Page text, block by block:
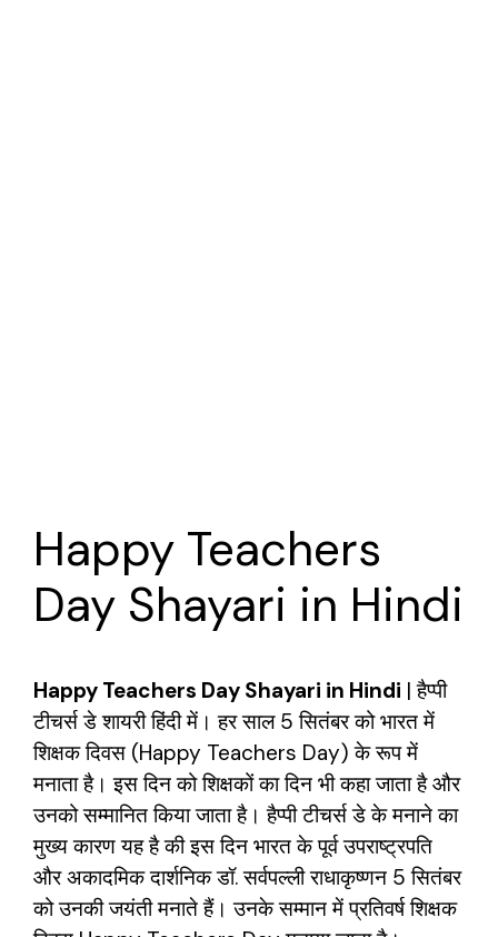
Happy Teachers
Day Shayari in Hindi
Happy Teachers Day Shayari in Hindi |हैप्पी
टीचर्स डे शायरी हिंदी में। हर साल 5 सितंबर को भारत में
शिक्षक दिवस (Happy Teachers Day) के रूप में
मनाता है। इस दिन को शिक्षकों का दिन भी कहा जाता है और
उनको सम्मानित किया जाता है। हैप्पी टीचर्स डे के मनाने का
मुख्य कारण यह है की इस दिन भारत के पूर्व उपराष्ट्रपति
और अकादमिक दार्शनिक डॉ. सर्वपल्ली राधाकृष्णन 5 सितंबर
को उनकी जयंती मनाते हैं। उनके सम्मान में प्रतिवर्ष शिक्षक